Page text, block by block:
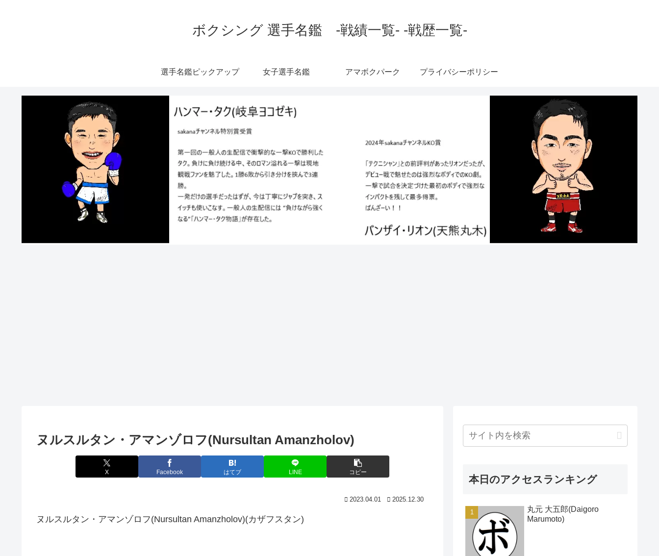
ボクシング 選手名鑑 -戦績一覧- -戦歴一覧-
選手名鑑ピックアップ 女子選手名鑑 アマボクパーク プライバシーポリシー
ヌルスルタン・アマンゾロフ(Nursultan Amanzholov)
X Facebook はてブ LINE コピー
2023.04.01 2025.12.30
ヌルスルタン・アマンゾロフ(Nursultan Amanzholov)(カザフスタン)
本日のアクセスランキング
丸元 大五郎(Daigoro
Marumoto)